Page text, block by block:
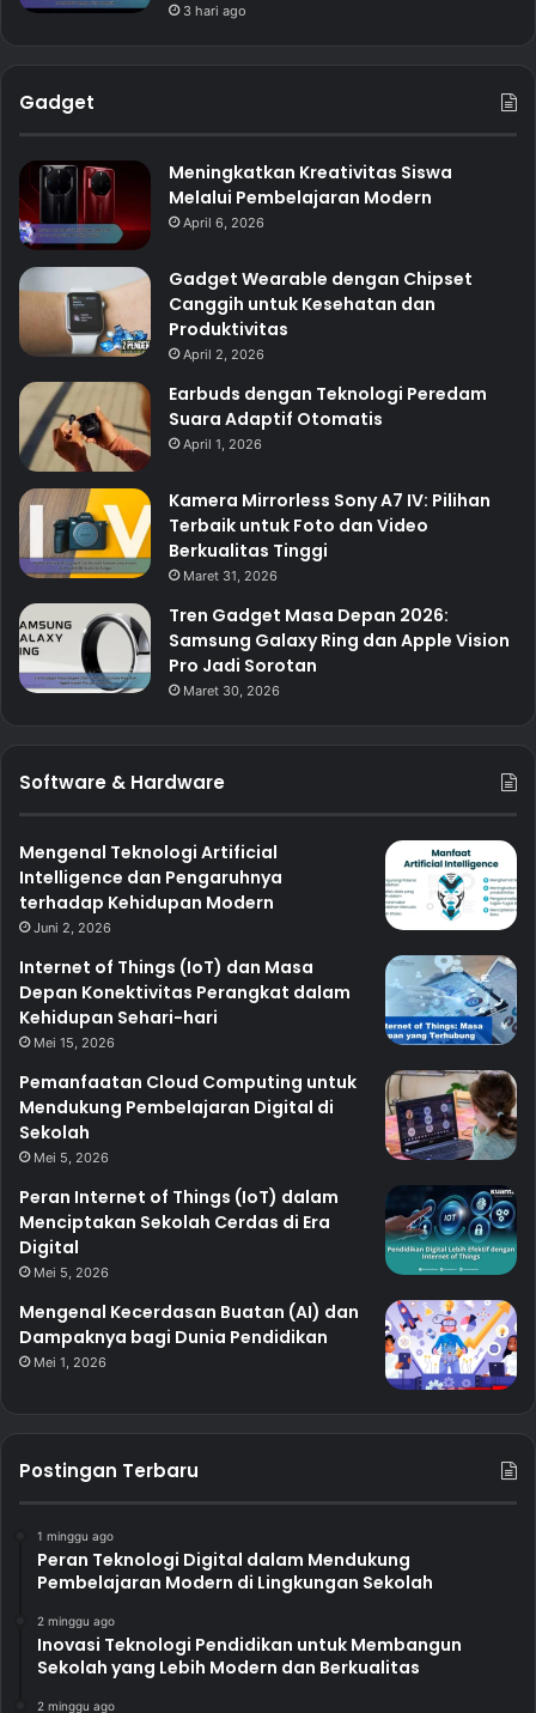
3 hari ago
Gadget
Meningkatkan Kreativitas Siswa
Melalui Pembelajaran Modern
April 6, 2026
Gadget Wearable dengan Chipset
Canggih untuk Kesehatan dan
Produktivitas
April 2, 2026
Earbuds dengan Teknologi Peredam
Suara Adaptif Otomatis
April 1, 2026
Kamera Mirrorless Sony A7 IV: Pilihan
Terbaik untuk Foto dan Video
Berkualitas Tinggi
Maret 31, 2026
Tren Gadget Masa Depan 2026:
Samsung Galaxy Ring dan Apple Vision
Pro Jadi Sorotan
Maret 30, 2026
Software & Hardware
Mengenal Teknologi Artificial
Intelligence dan Pengaruhnya
terhadap Kehidupan Modern
Juni 2, 2026
Internet of Things (IoT) dan Masa
Depan Konektivitas Perangkat dalam
Kehidupan Sehari-hari
Mei 15, 2026
Pemanfaatan Cloud Computing untuk
Mendukung Pembelajaran Digital di
Sekolah
Mei 5, 2026
Peran Internet of Things (IoT) dalam
Menciptakan Sekolah Cerdas di Era
Digital
Mei 5, 2026
Mengenal Kecerdasan Buatan (AI) dan
Dampaknya bagi Dunia Pendidikan
Mei 1, 2026
Postingan Terbaru
1 minggu ago
Peran Teknologi Digital dalam Mendukung
Pembelajaran Modern di Lingkungan Sekolah
2 minggu ago
Inovasi Teknologi Pendidikan untuk Membangun
Sekolah yang Lebih Modern dan Berkualitas
2 minggu ago